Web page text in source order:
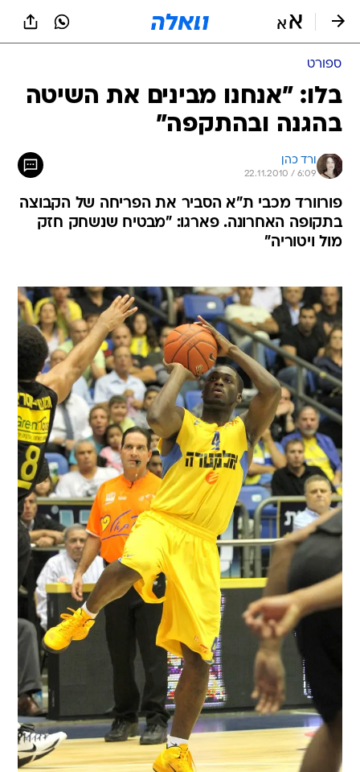
ספורט
בלו: "אנחנו מבינים את השיטה
בהגנה ובהתקפה"
ורד כהן
22.11.2010 / 6:09
פורוורד מכבי ת"א הסביר את הפריחה של הקבוצה
בתקופה האחרונה. פארגו: "מבטיח שנשחק חזק
מול ויטוריה"